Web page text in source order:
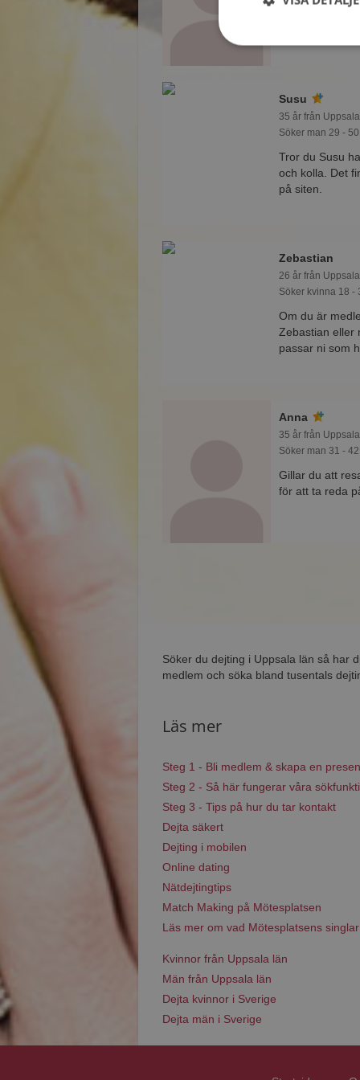
Susu
35 år från
Söker man 29 -
Tror du Susu
och kolla. Det
på siten.
Zebastian
26 år från
Söker kvinna 18 -
Om du är
Zebastian eller
passar ni som
Anna
35 år från
Söker man 31 -
Gillar du att
för att ta reda
Söker du dejting i Uppsala län så har
medlem och söka bland tusentals
Läs mer
Steg 1 - Bli medlem & skapa en
Steg 2 - Så här fungerar våra
Steg 3 - Tips på hur du tar kontakt
Dejta säkert
Dejting i mobilen
Online dating
Nätdejtingtips
Match Making på Mötesplatsen
Läs mer om vad Mötesplatsens
Kvinnor från Uppsala län
Män från Uppsala län
Dejta kvinnor i Sverige
Dejta män i Sverige